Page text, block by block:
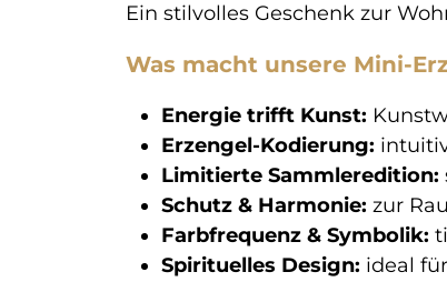
Ein stilvolles Geschenk zur
Was macht unsere Mini-
Energie trifft Kunst:
Erzengel-Kodierung:
Limitierte Sammleredition:
Schutz & Harmonie: zur
Farbfrequenz & Symbolik:
Spirituelles Design: ideal